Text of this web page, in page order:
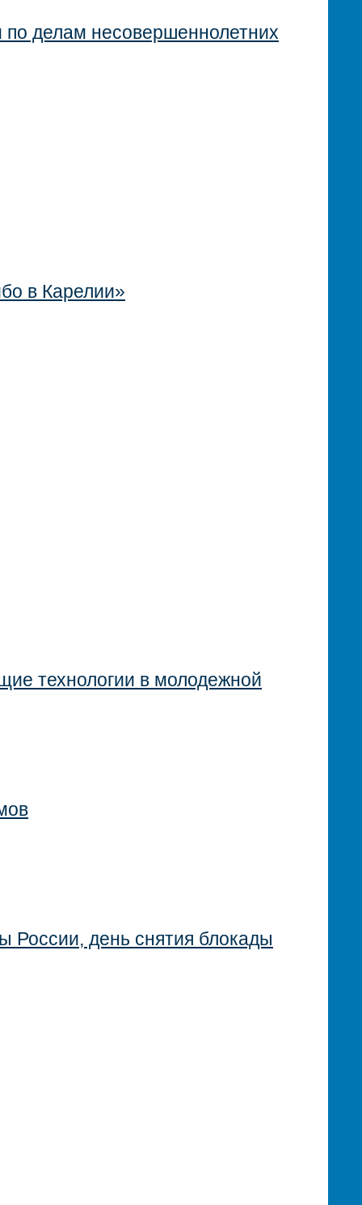
по делам несовершеннолетних
в Карелии»
технологии в молодежной
России, день снятия блокады